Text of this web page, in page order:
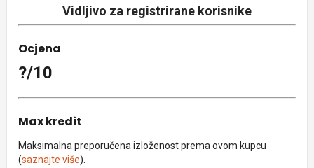
Vidljivo za registrirane korisnike
Ocjena
?/10
Max kredit
Maksimalna preporučena izloženost prema ovom kupcu
(saznajte više).